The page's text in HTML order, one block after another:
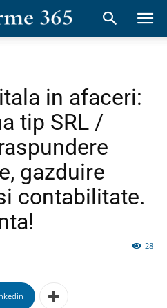
in afaceri:
tip SRL /
gazduire
contabilitate.
28